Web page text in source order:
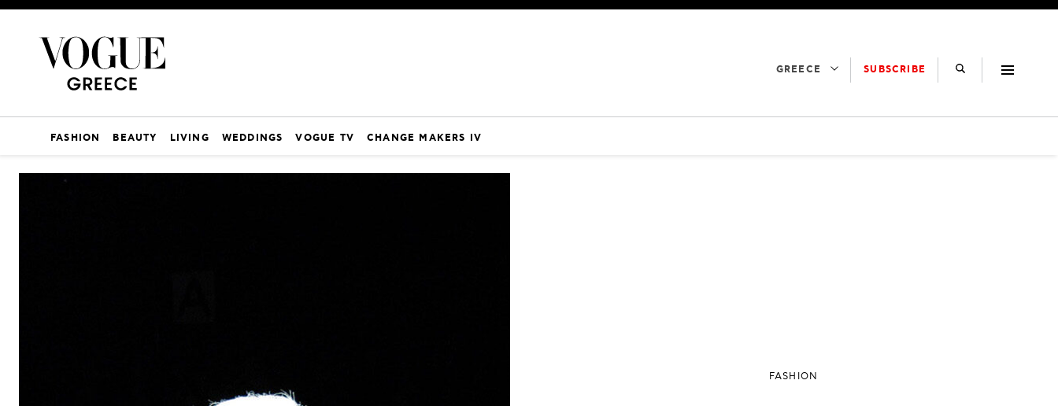
GREECE SUBSCRIBE
FASHION BEAUTY LIVING WEDDINGS VOGUE TV CHANGE MAKERS IV
FASHION